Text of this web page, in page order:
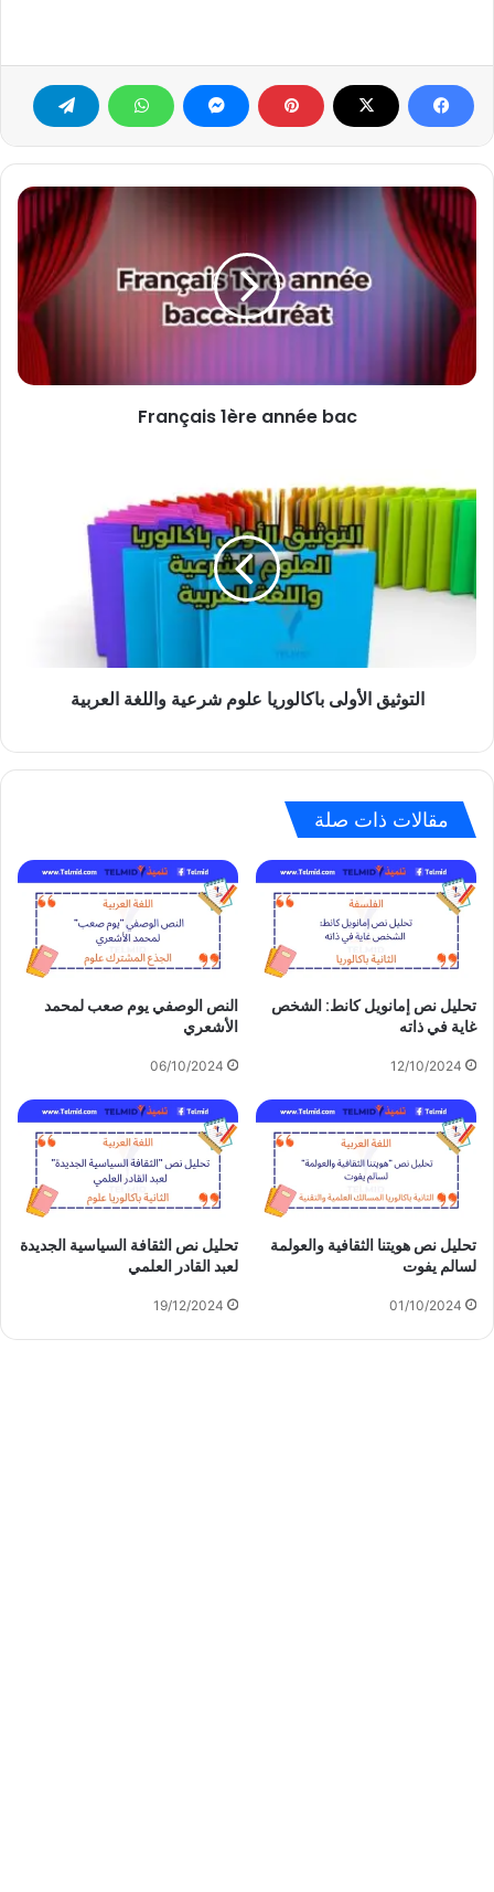
Français
1ère
année
bac
Français 1ère année bac
التوثيق
الأولى
باكالوريا
شرعية
التوثيق الأولى باكالوريا علوم شرعية واللغة العربية
مقالات ذات صلة
تحليل نص إمانويل كانط: الشخص
غاية في ذاته
12/10/2024
النص الوصفي يوم صعب لمحمد
الأشعري
06/10/2024
تحليل نص هويتنا الثقافية والعولمة
لسالم يفوت
01/10/2024
تحليل نص الثقافة السياسية الجديدة
لعبد القادر العلمي
19/12/2024